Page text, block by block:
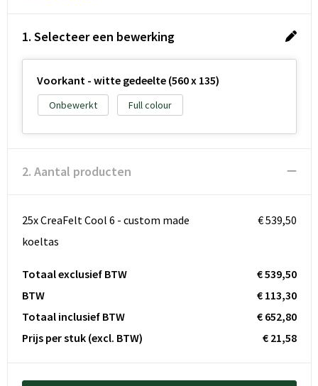
1. Selecteer een bewerking
Voorkant - witte gedeelte (560 x 135)
Onbewerkt Full colour
2. Aantal producten
25x CreaFelt Cool 6 - custom made
koeltas
€ 539,50
Totaal exclusief BTW
€ 539,50
BTW
€ 113,30
Totaal inclusief BTW
€ 652,80
Prijs per stuk (excl. BTW) € 21,58